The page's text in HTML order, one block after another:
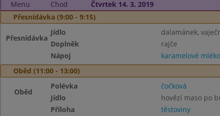
Menu Chod
Čtvrtek 14. 3. 2019
Přesnídávka (9:00 - 9:15)
Přesnídávka
Jídlo
dalamánek,
Doplněk
rajče
Nápoj
karamelové mléko
Oběd (11:00 - 13:00)
Oběd
Polévka
čočková
Jídlo
hovězí maso po
Příloha
těstoviny